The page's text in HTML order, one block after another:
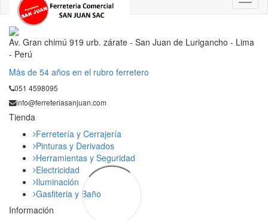
Av. Gran chimú 919 urb. zárate - San Juan de Lurigancho - Lima
- Perú
Mås de 54 años en el rubro ferretero
051 4598095
info@ferreteriasanjuan.com
Tienda
Ferretería y Cerrajería
Pinturas y Derivados
Herramientas y Seguridad
Electricidad
Iluminación
Gasfiteria y Baño
Información